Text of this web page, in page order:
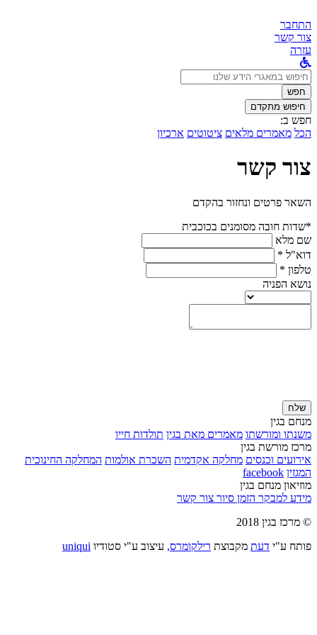
התחבר
צור קשר
עזרה
לחפש
ב:חפש
חיפוש מתקדם
חפש ב:
הכל מאמרים מלאים ציטוטים ארכיון
צור קשר
השאר פרטים ונחזור בהקדם
*שדות חובה מסומנים בכוכבית
שם מלא
דוא"ל *
טלפון *
נושא הפניה
שלח
מנחם בגין
משנתו ומורשתו מאמרים מאת בגין תולדות חייו
מרכז מורשת בגין
אירועים וכנסים מחלקה אקדמית השכרת אולמות המחלקה החינוכית
המגזין facebook
מוזיאון מנחם בגין
מידע למבקר הזמן סיור צור קשר
© מרכז בגין 2018
פותח ע"י דעת מקבוצת רילקומרס, עיצוב ע"י סטודיו uniqui